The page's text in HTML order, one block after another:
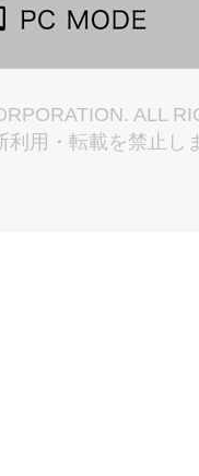
ALL
利用・転載を禁止し